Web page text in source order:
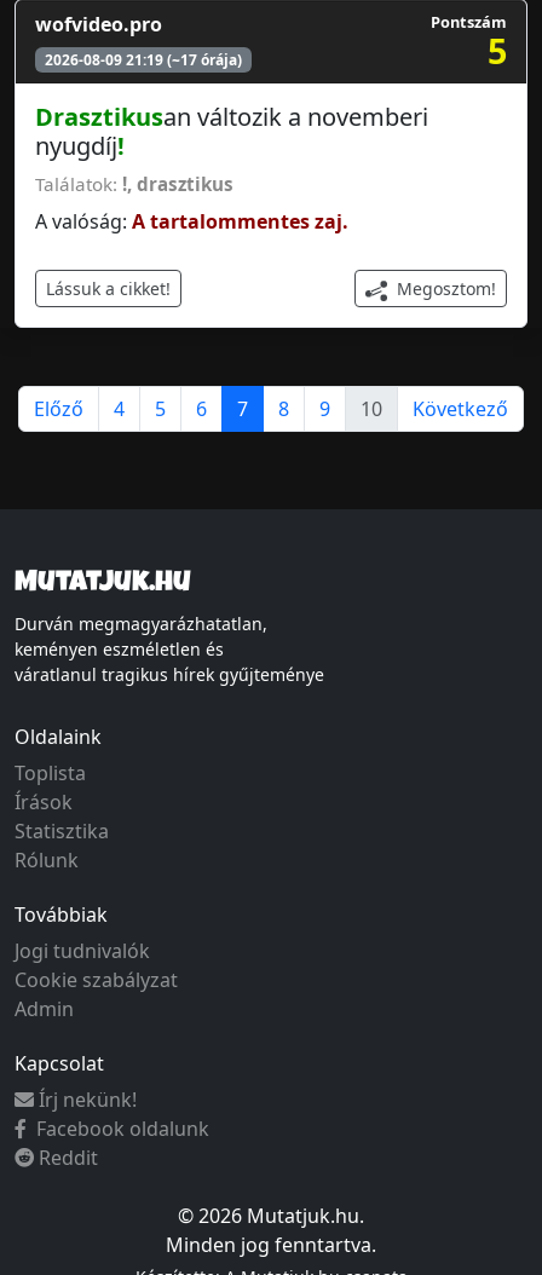
wofvideo.pro
2026-08-09 21:19 (~17 órája)
Pontszám
5
Drasztikusan változik a novemberi
nyugdíj!
Találatok: !, drasztikus
A valóság: A tartalommentes zaj.
Lássuk a cikket! Megosztom!
Előző 4 5 6 7 8 9 10 Következő
Mutatjuk.hu
Durván megmagyarázhatatlan,
keményen eszméletlen és
váratlanul tragikus hírek gyűjteménye
Oldalaink
Toplista
Írások
Statisztika
Rólunk
Továbbiak
Jogi tudnivalók
Cookie szabályzat
Admin
Kapcsolat
Írj nekünk!
Facebook oldalunk
Reddit
© 2026 Mutatjuk.hu.
Minden jog fenntartva.